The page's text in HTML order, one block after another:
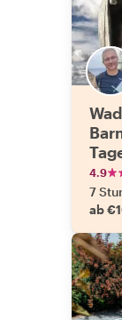
4.9
7
ab